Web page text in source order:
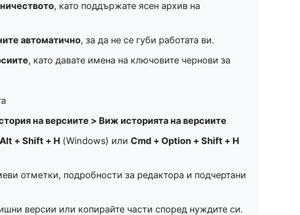
, като поддържате ясен архив на
автоматично, за да не се губи работата ви.
, като давате имена на ключовите чернови за
на версиите > Виж историята на версиите
+ Shift + H (Windows) или Cmd + Option + Shift + H
отметки, подробности за редактора и подчертани
версии или копирайте части според нуждите си.